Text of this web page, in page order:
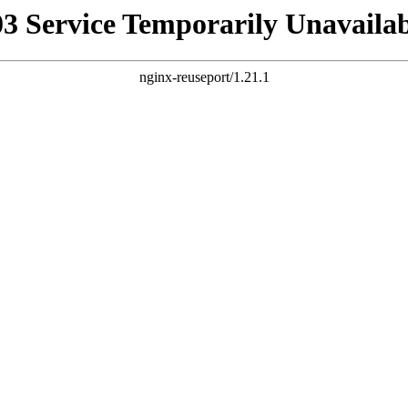
Service Temporarily
nginx-reuseport/1.21.1